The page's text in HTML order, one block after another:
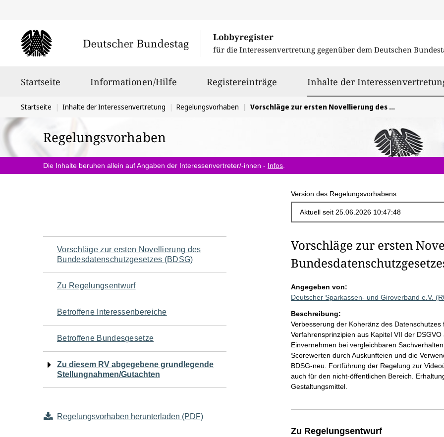
Lobbyregister
für die Interessenvertretung gegenüber dem Deutschen
Startseite Informationen/Hilfe Registereinträge Inhalte der
Sie
befinden
sich
hier:
Startseite Inhalte der Interessenvertretung Regelungsvorhaben Vorschläge zur ersten Novellierung des Bundesdatenschutzgesetzes (BDSG)
Regelungsvorhaben
Die Inhalte beruhen allein auf Angaben der Interessenvertreter/-innen - Infos
Version des Regelungsvorhabens
Navigation
für
den
Seiteninhalt
Vorschläge zur ersten Novellierung des
Bundesdatenschutzgesetzes (BDSG)
Zu Regelungsentwurf
Betroffene Interessenbereiche
Betroffene Bundesgesetze
Zu diesem RV abgegebene grundlegende
Stellungnahmen/Gutachten
Regelungsvorhaben herunterladen (PDF)
Vorschläge zur ersten
Angegeben von:
Deutscher Sparkassen- und Giroverband e.V.
Beschreibung:
Verbesserung der Koheränz des
Verfahrensprinzipien aus Kapitel VII der
Einvernehmen bei vergleichbaren
Scorewerten durch Auskunfteien und die
BDSG-neu. Fortführung der Regelung zur
auch für den nicht-öffentlichen Bereich.
Gestaltungsmittel.
Zu Regelungsentwurf